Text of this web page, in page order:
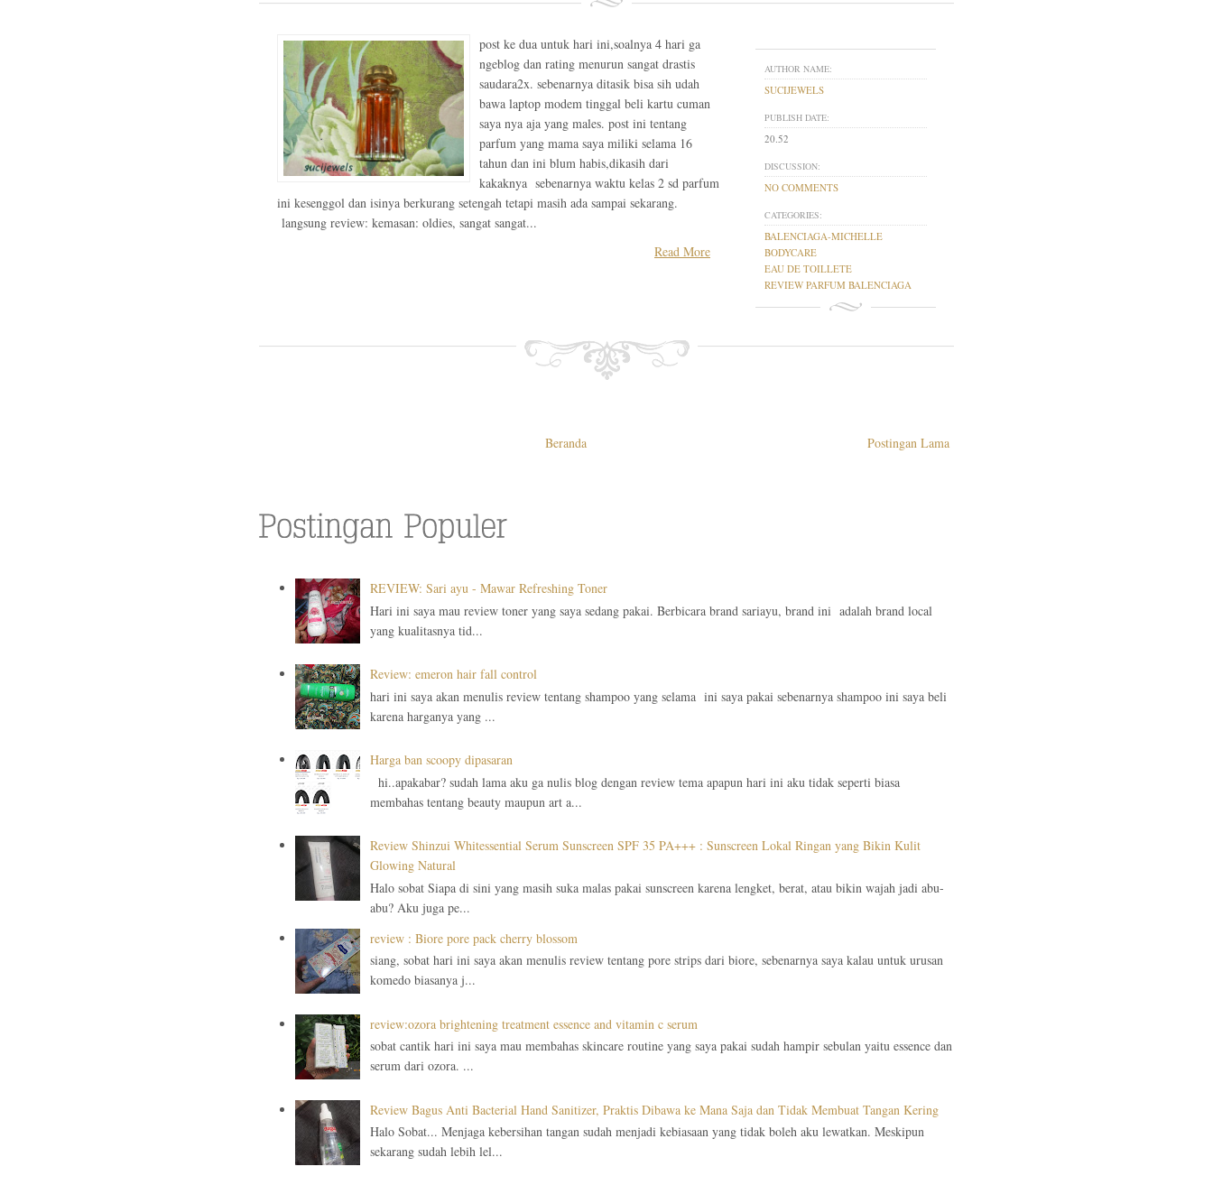
post ke dua untuk hari ini,soalnya 4 hari ga
ngeblog dan rating menurun sangat drastis
saudara2x. sebenarnya ditasik bisa sih udah
bawa laptop modem tinggal beli kartu cuman
saya nya aja yang males. post ini tentang
parfum yang mama saya miliki selama 16
tahun dan ini blum habis,dikasih dari
kakaknya sebenarnya waktu kelas 2 sd parfum
ini kesenggol dan isinya berkurang setengah tetapi masih ada sampai sekarang.
langsung review: kemasan: oldies, sangat sangat...
Read More
AUTHOR NAME:
SUCIJEWELS
PUBLISH DATE:
20.52
DISCUSSION:
NO COMMENTS
CATEGORIES:
BALENCIAGA-MICHELLE
BODYCARE
EAU DE TOILLETE
REVIEW PARFUM BALENCIAGA
Postingan Lama
Beranda
REVIEW: Sari ayu - Mawar Refreshing Toner
Hari ini saya mau review toner yang saya sedang pakai. Berbicara brand sariayu, brand ini adalah brand local
yang kualitasnya tid...
Review: emeron hair fall control
hari ini saya akan menulis review tentang shampoo yang selama ini saya pakai sebenarnya shampoo ini saya beli
karena harganya yang ...
Harga ban scoopy dipasaran
hi..apakabar? sudah lama aku ga nulis blog dengan review tema apapun hari ini aku tidak seperti biasa
membahas tentang beauty maupun art a...
Review Shinzui Whitessential Serum Sunscreen SPF 35 PA+++ : Sunscreen Lokal Ringan yang Bikin Kulit
Glowing Natural
Halo sobat Siapa di sini yang masih suka malas pakai sunscreen karena lengket, berat, atau bikin wajah jadi abu-
abu? Aku juga pe...
review : Biore pore pack cherry blossom
siang, sobat hari ini saya akan menulis review tentang pore strips dari biore, sebenarnya saya kalau untuk urusan
komedo biasanya j...
review:ozora brightening treatment essence and vitamin c serum
sobat cantik hari ini saya mau membahas skincare routine yang saya pakai sudah hampir sebulan yaitu essence dan
serum dari ozora. ...
Review Bagus Anti Bacterial Hand Sanitizer, Praktis Dibawa ke Mana Saja dan Tidak Membuat Tangan Kering
Halo Sobat... Menjaga kebersihan tangan sudah menjadi kebiasaan yang tidak boleh aku lewatkan. Meskipun
sekarang sudah lebih lel...